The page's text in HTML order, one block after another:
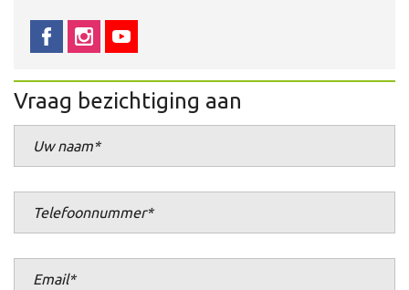
Vraag bezichtiging aan